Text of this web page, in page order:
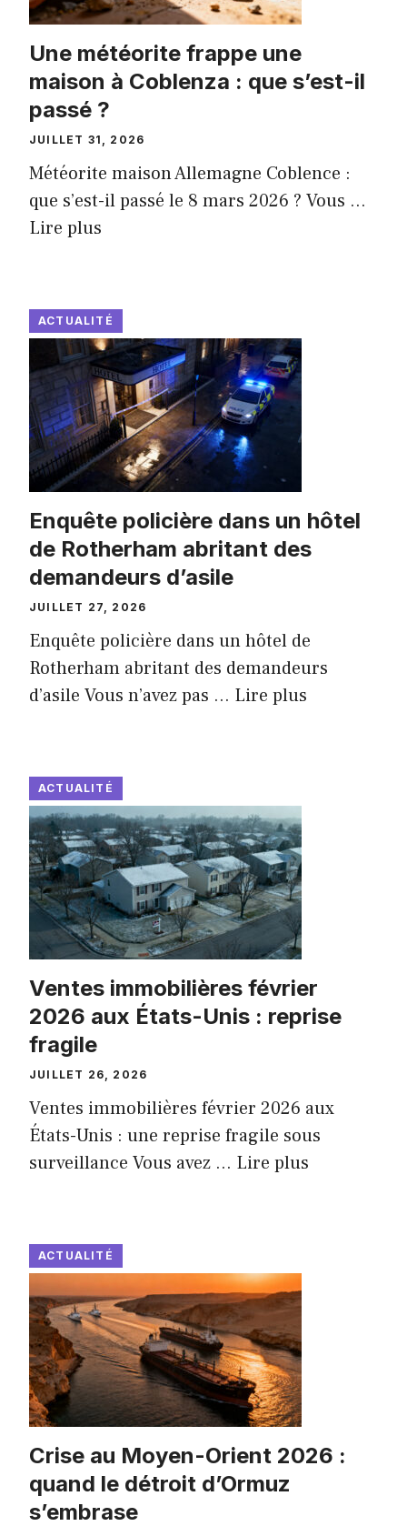
Une météorite frappe une
maison à Coblenza : que s’est-il
passé ?
JUILLET 31, 2026
Météorite maison Allemagne Coblence :
que s’est-il passé le 8 mars 2026 ? Vous ...
Lire plus
ACTUALITÉ
Enquête policière dans un hôtel
de Rotherham abritant des
demandeurs d’asile
JUILLET 27, 2026
Enquête policière dans un hôtel de
Rotherham abritant des demandeurs
d’asile Vous n’avez pas ... Lire plus
ACTUALITÉ
Ventes immobilières février
2026 aux États-Unis : reprise
fragile
JUILLET 26, 2026
Ventes immobilières février 2026 aux
États-Unis : une reprise fragile sous
surveillance Vous avez ... Lire plus
ACTUALITÉ
Crise au Moyen-Orient 2026 :
quand le détroit d’Ormuz
s’embrase